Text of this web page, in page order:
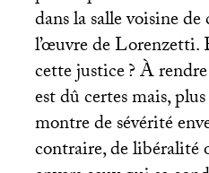
dans la salle voisine de
l’œuvre de Lorenzetti.
cette justice? À
est dû certes mais,
montre de sévérité
contraire, de libéralité